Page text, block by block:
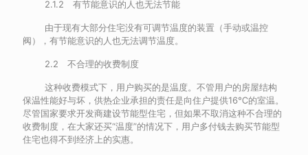
2.1.2 有节能意识的人也无法节能
由于现有大部分住宅没有可调节温度的装置（手动或温控
阀），有节能意识的人也无法调节温度。
2.2 不合理的收费制度
这种收费模式下，用户购买的是温度。不管用户的房屋结构
保温性能好与坏，供热企业承担的责任是向住户提供16℃的室温。
尽管国家要求开发商建设节能型住宅，但如果不取消这种不合理的
收费制度，在大家还买“温度”的情况下，用户多付钱去购买节能型
住宅也得不到经济上的实惠。